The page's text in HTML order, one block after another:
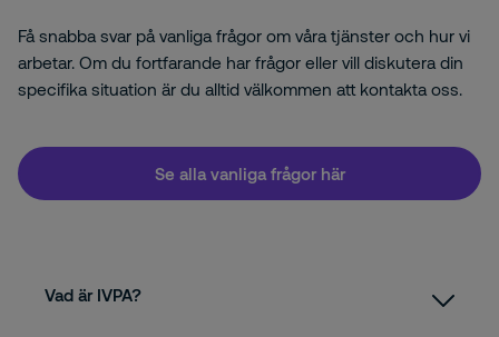
Få snabba svar på vanliga frågor om våra tjänster och hur vi
arbetar. Om du fortfarande har frågor eller vill diskutera din
specifika situation är du alltid välkommen att kontakta oss.
Se alla vanliga frågor här
Vad är IVPA?